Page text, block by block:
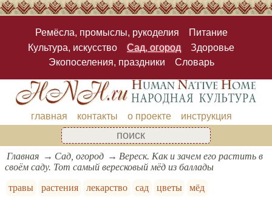
Ремёсла, промыслы, рукоделия
Питание
Культура, искусство
Сад, огород
Здоровье
Экопоселения, праздники
Словарь
главная контакты о проекте инструкция
Главная Сад, огород
Вереск. Как и зачем его растить в
своём саду. Тот самый вересковый мёд из баллады
травы
растения лекарство сад цветы мёд